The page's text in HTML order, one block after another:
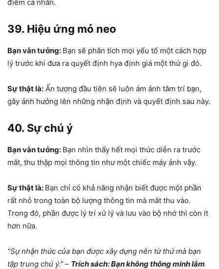
điểm cá nhân.
39. Hiệu ứng mỏ neo
Bạn vẫn tưởng: Bạn sẽ phân tích mọi yếu tố một cách hợp
lý trước khi đưa ra quyết định hya định giá một thứ gì đó.
Sự thật là: Ấn tượng đầu tiên sẽ luôn ám ảnh tâm trí bạn,
gây ảnh hưởng lên những nhận định và quyết định sau này.
40. Sự chú ý
Bạn vẫn tưởng: Bạn nhìn thấy hết mọi thức diễn ra trước
mắt, thu thập mọi thông tin như một chiếc máy ảnh vậy.
Sự thật là: Bạn chỉ có khả năng nhận biết được một phần
rất nhỏ trong toàn bộ lượng thông tin mà mắt thu vào.
Trong đó, phần được lý trí xử lý và lưu vào bộ nhớ thì còn ít
hơn nữa.
“Sự nhận thức của bạn được xây dựng nên từ thứ mà bạn
tập trung chú ý.” – Trích sách: Bạn không thông minh lắm